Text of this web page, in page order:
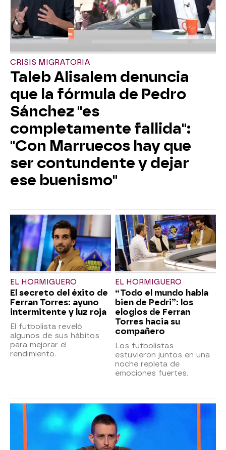
CRISIS MIGRATORIA
Taleb Alisalem denuncia
que la fórmula de Pedro
Sánchez "es
completamente fallida":
"Con Marruecos hay que
ser contundente y dejar
ese buenismo"
EL HORMIGUERO
El secreto del éxito de
Ferran Torres: ayuno
intermitente y luz roja
El futbolista reveló
algunos de sus hábitos
para mejorar el
rendimiento.
EL HORMIGUERO
“Todo el mundo habla
bien de Pedri”: los
elogios de Ferran
Torres hacia su
compañero
Los futbolistas
estuvieron juntos en una
noche repleta de
emociones fuertes.